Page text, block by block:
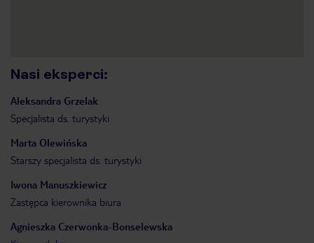
Nasi eksperci:
Aleksandra Grzelak
Specjalista ds. turystyki
Marta Olewińska
Starszy specjalista ds. turystyki
Iwona Manuszkiewicz
Zastępca kierownika biura
Agnieszka Czerwonka-Bonselewska